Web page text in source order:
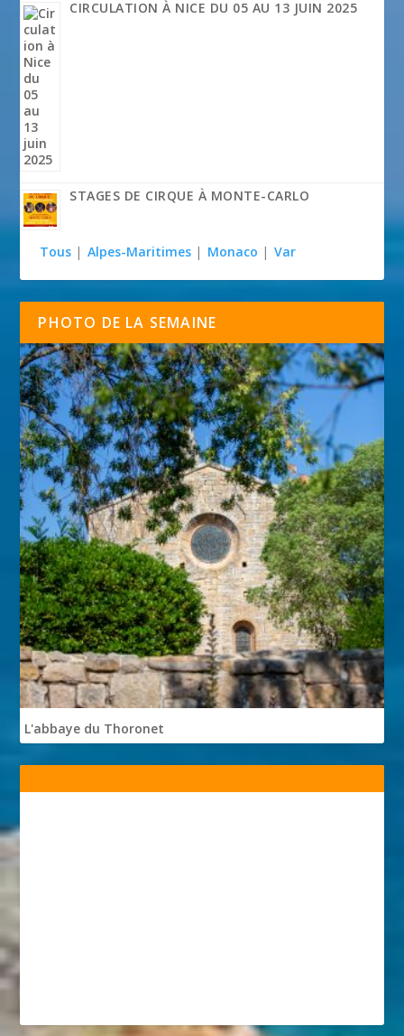
CIRCULATION À NICE DU 05 AU 13 JUIN 2025
STAGES DE CIRQUE À MONTE-CARLO
Tous | Alpes-Maritimes | Monaco | Var
PHOTO DE LA SEMAINE
L'abbaye du Thoronet